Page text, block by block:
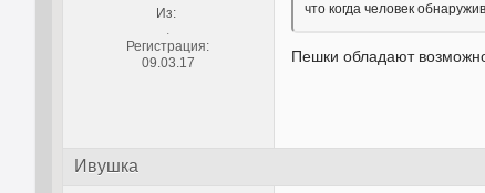
Из:
.
Регистрация:
09.03.17
что когда человек
Пешки обладают
Ивушка